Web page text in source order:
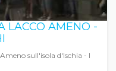
LACCO AMENO -
sull'isola d'Ischia - I